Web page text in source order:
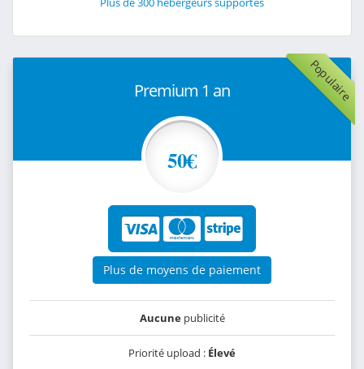
Populaire
Premium 1 an
50€
Plus de moyens de paiement
Aucunepublicité
Priorité upload : Élevé